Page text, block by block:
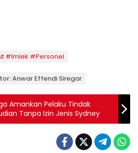
#Imlek #Personel
Anwar Effendi Siregar
Amankan Pelaku Tindak
Tanpa Izin Jenis Sydney